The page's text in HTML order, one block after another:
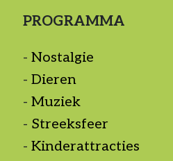
PROGRAMMA
Nostalgie
Dieren
Muziek
Streeksfeer
Kinderattracties